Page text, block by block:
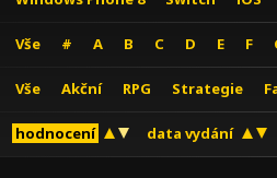
Vše # A B C D E F
Vše Akční RPG Strategie
hodnocení data vydání